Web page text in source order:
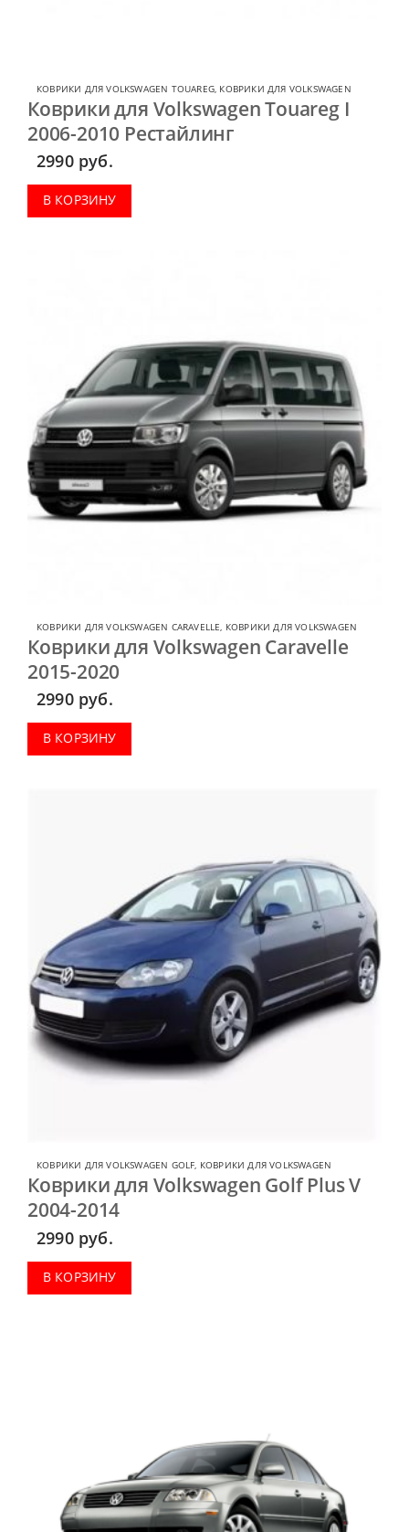
КОВРИКИ ДЛЯ VOLKSWAGEN TOUAREG, КОВРИКИ ДЛЯ VOLKSWAGEN
Коврики для Volkswagen Touareg I
2006-2010 Рестайлинг
2990 руб.
В КОРЗИНУ
КОВРИКИ ДЛЯ VOLKSWAGEN CARAVELLE, КОВРИКИ ДЛЯ VOLKSWAGEN
Коврики для Volkswagen Caravelle
2015-2020
2990 руб.
В КОРЗИНУ
КОВРИКИ ДЛЯ VOLKSWAGEN GOLF, КОВРИКИ ДЛЯ VOLKSWAGEN
Коврики для Volkswagen Golf Plus V
2004-2014
2990 руб.
В КОРЗИНУ